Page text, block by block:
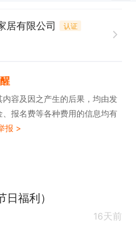
居有限公司 认证
容及因之产生的后果，均由发
报名费等各种费用的信息均有
报 >
福利）
16天前